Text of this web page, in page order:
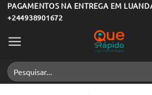
Skip
to
content
PAGAMENTOS NA ENTREGA EM
+244938901672
Pesquisar
por: